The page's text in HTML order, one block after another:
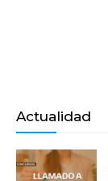
Actualidad